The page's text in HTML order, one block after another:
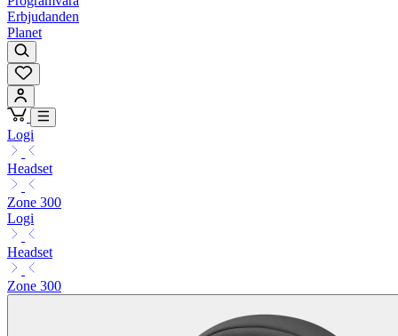
Erbjudanden
Planet
Logi
Headset
Zone 300
Logi
Headset
Zone 300